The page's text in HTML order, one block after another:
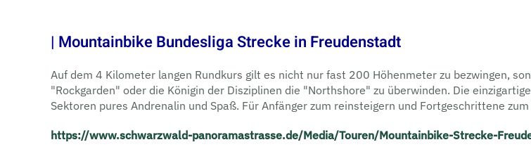
| Mountainbike Bundesliga Strecke in Freudenstadt
Auf dem 4 Kilometer langen Rundkurs gilt es nicht nur fast 200 Höhenmeter zu be­zwingen,
"Rockgarden" oder die Königin der Disziplinen die "Northshore" zu überwinden. Die
Sektoren pures Andrenalin und Spaß. Für Anfänger zum reinsteigern und Fort­geschrittene
https://www.schwarzwald-panoramastrasse.de/Media/Touren/Mountainbike-Strecke-